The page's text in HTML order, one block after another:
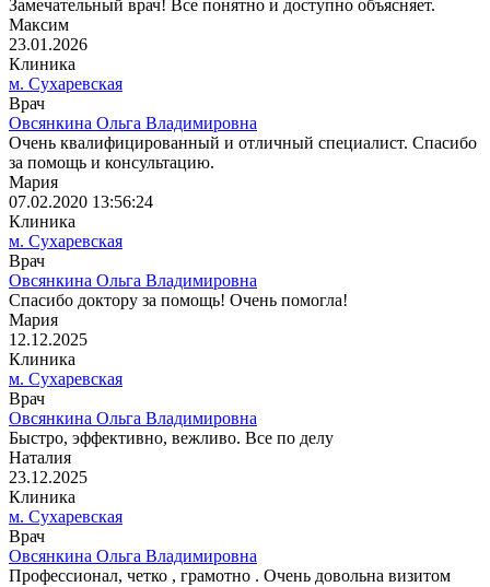
Замечательный врач! Все понятно и доступно объясняет.
Максим
23.01.2026
Клиника
м. Сухаревская
Врач
Овсянкина Ольга Владимировна
Очень квалифицированный и отличный специалист. Спасибо
за помощь и консультацию.
Мария
07.02.2020 13:56:24
Клиника
м. Сухаревская
Врач
Овсянкина Ольга Владимировна
Спасибо доктору за помощь! Очень помогла!
Мария
12.12.2025
Клиника
м. Сухаревская
Врач
Овсянкина Ольга Владимировна
Быстро, эффективно, вежливо. Все по делу
Наталия
23.12.2025
Клиника
м. Сухаревская
Врач
Овсянкина Ольга Владимировна
Профессионал, четко , грамотно . Очень довольна визитом